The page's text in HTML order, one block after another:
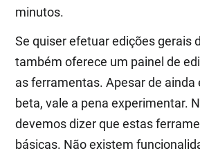
minutos.
Se quiser efetuar edições gerais
também oferece um painel de
as ferramentas. Apesar de ainda
beta, vale a pena experimentar.
devemos dizer que estas
básicas. Não existem